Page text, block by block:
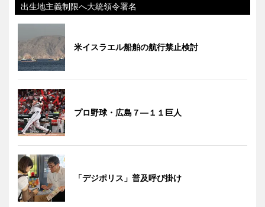
出生地主義制限へ大統領令署名
米イスラエル船舶の航行禁止検討
プロ野球・広島７―１１巨人
「デジポリス」普及呼び掛け